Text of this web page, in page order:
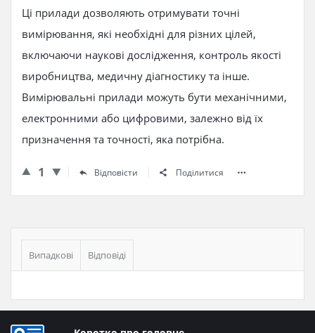
Ці прилади дозволяють отримувати точні
вимірювання, які необхідні для різних цілей,
включаючи наукові дослідження, контроль якості
виробництва, медичну діагностику та інше.
Вимірювальні прилади можуть бути механічними,
електронними або цифровими, залежно від їх
призначення та точності, яка потрібна.
1 Відповісти Поділитися
Бічна
панель
Випадкові Відповіді